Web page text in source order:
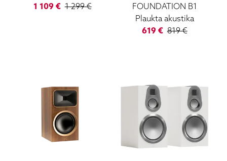
1 109€ 1 299€
FOUNDATION B1
Plaukta akustika
619€ 819€